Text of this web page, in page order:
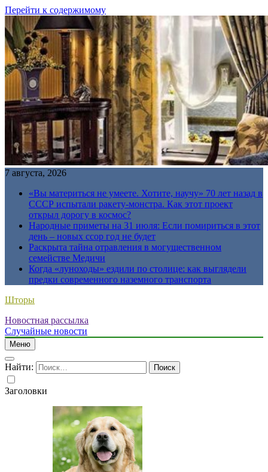
Перейти к содержимому
7 августа, 2026
«Вы материться не умеете. Хотите, научу» 70 лет назад в
СССР испытали ракету-монстра. Как этот проект
открыл дорогу в космос?
Народные приметы на 31 июля: Если помириться в этот
день – новых ссор год не будет
Раскрыта тайна отравления в могущественном
семействе Медичи
Когда «луноходы» ездили по столице: как выглядели
предки современного наземного транспорта
Шторы
Новостная рассылка
Случайные новости
Меню
Найти:
Заголовки